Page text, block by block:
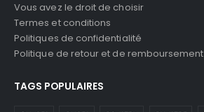
Vous avez le droit de choisir
Termes et conditions
Politiques de confidentialité
Politique de retour et de remboursement
TAGS POPULAIRES